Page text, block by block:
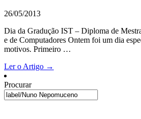
26/05/2013
Dia da Gradução IST – Diploma de
e de Computadores Ontem foi um dia
motivos. Primeiro …
Ler o Artigo →
Procurar